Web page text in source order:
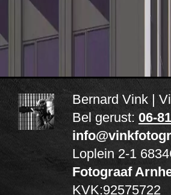
Bernard Vink |
Bel gerust: 06-
Loplein 2-1
Fotograaf
KVK:92575722